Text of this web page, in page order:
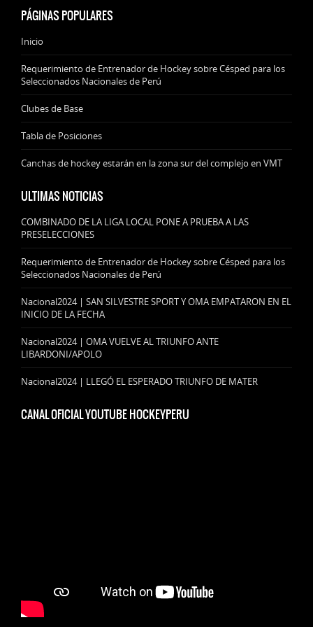
PÁGINAS POPULARES
Inicio
Requerimiento de Entrenador de Hockey sobre Césped para los
Seleccionados Nacionales de Perú
Clubes de Base
Tabla de Posiciones
Canchas de hockey estarán en la zona sur del complejo en VMT
ULTIMAS NOTICIAS
COMBINADO DE LA LIGA LOCAL PONE A PRUEBA A LAS
PRESELECCIONES
Requerimiento de Entrenador de Hockey sobre Césped para los
Seleccionados Nacionales de Perú
Nacional2024 | SAN SILVESTRE SPORT Y OMA EMPATARON EN EL
INICIO DE LA FECHA
Nacional2024 | OMA VUELVE AL TRIUNFO ANTE
LIBARDONI/APOLO
Nacional2024 | LLEGÓ EL ESPERADO TRIUNFO DE MATER
CANAL OFICIAL YOUTUBE HOCKEYPERU